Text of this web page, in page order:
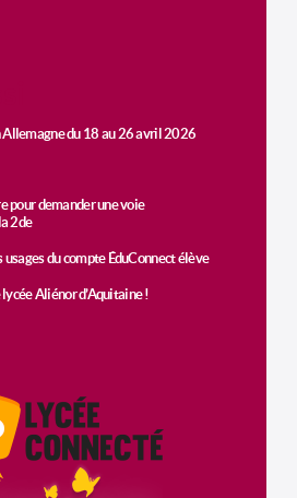
Allemagne du 18 au 26 avril 2026
pour demander une voie
2de
usages du compte ÉduConnect élève
Aliénor d’Aquitaine !